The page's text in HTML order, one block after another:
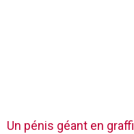
Un pénis géant en